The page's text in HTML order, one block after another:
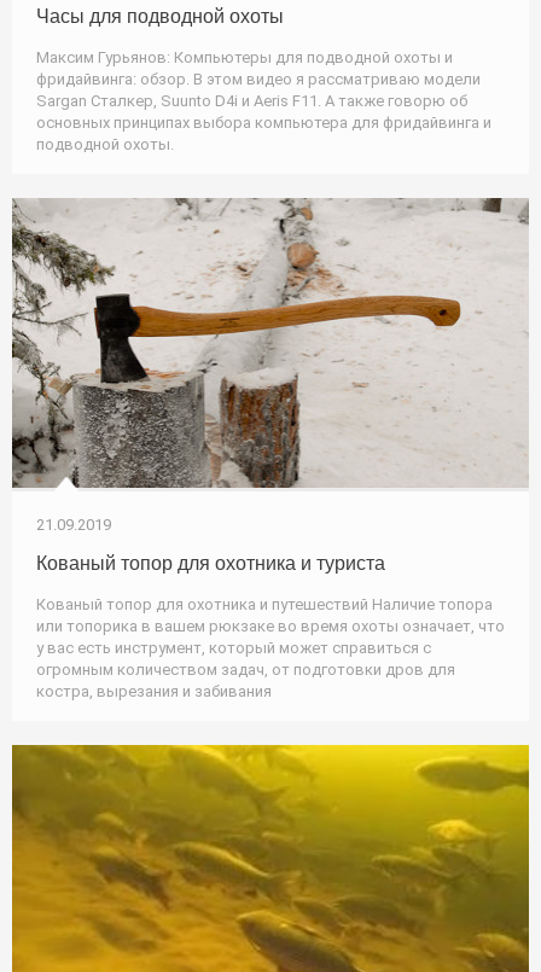
Часы для подводной охоты
Максим Гурьянов: Компьютеры для подводной охоты и
фридайвинга: обзор. В этом видео я рассматриваю модели
Sargan Сталкер, Suunto D4i и Aeris F11. А также говорю об
основных принципах выбора компьютера для фридайвинга и
подводной охоты.
21.09.2019
Кованый топор для охотника и туриста
Кованый топор для охотника и путешествий Наличие топора
или топорика в вашем рюкзаке во время охоты означает, что
у вас есть инструмент, который может справиться с
огромным количеством задач, от подготовки дров для
костра, вырезания и забивания